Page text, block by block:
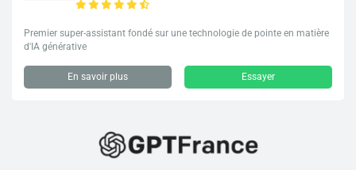
Premier super-assistant fondé sur une technologie de pointe en matière
d'IA générative
En savoir plus Essayer